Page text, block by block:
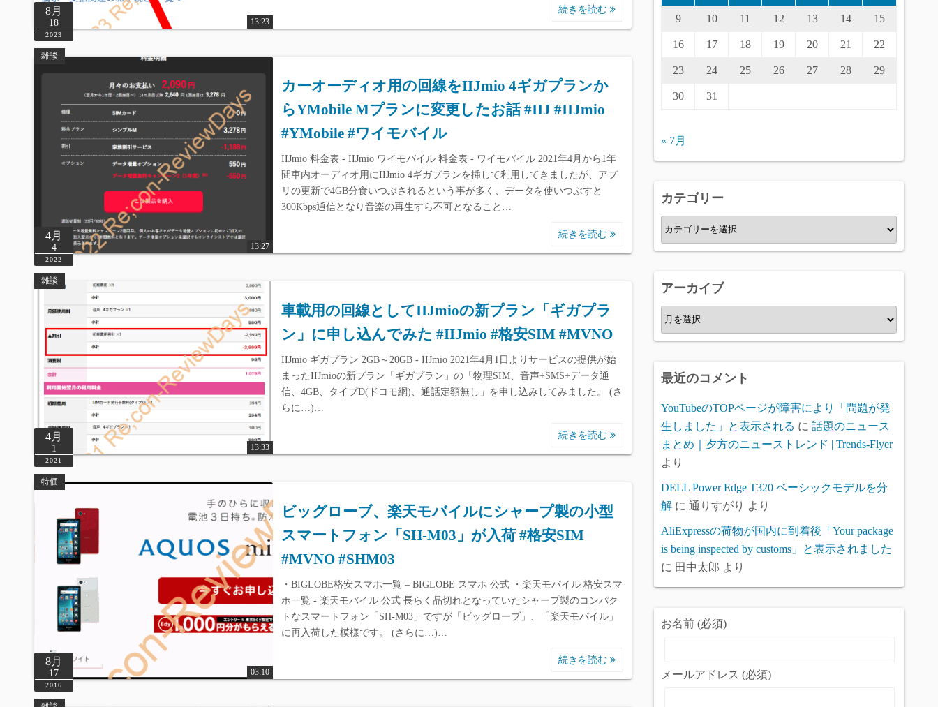
8月
18
2023
13:23
続きを読む
雑談
4月
4
2022
13:27
カーオーディオ用の回線をIIJmio 4ギガプランか
らYMobile Mプランに変更したお話 #IIJ #IIJmio
#YMobile #ワイモバイル
IIJmio 料金表 - IIJmio ワイモバイル 料金表 - ワイモバイル 2021年4月から1年
間車内オーディオ用にIIJmio 4ギガプランを挿して利用してきましたが、アプ
リの更新で4GB分食いつぶされるという事が多く、データを使いつぶすと
300Kbps通信となり音楽の再生すら不可となること…
続きを読む
雑談
4月
1
2021
13:33
車載用の回線としてIIJmioの新プラン「ギガプラ
ン」に申し込んでみた #IIJmio #格安SIM #MVNO
IIJmio ギガプラン 2GB～20GB - IIJmio 2021年4月1日よりサービスの提供が始
まったIIJmioの新プラン「ギガプラン」の「物理SIM、音声+SMS+データ通
信、4GB、タイプD(ドコモ網)、通話定額無し」を申し込みしてみました。 (さ
らに…)…
続きを読む
特価
8月
17
2016
03:10
ビッグローブ、楽天モバイルにシャープ製の小型
スマートフォン「SH-M03」が入荷 #格安SIM
#MVNO #SHM03
・BIGLOBE格安スマホ一覧 – BIGLOBE スマホ 公式 ・楽天モバイル 格安スマ
ホ一覧 - 楽天モバイル 公式 長らく品切れとなっていたシャープ製のコンパク
トなスマートフォン「SH-M03」ですが「ビッグローブ」、「楽天モバイル」
に再入荷した模様です。 (さらに…)…
続きを読む
9 10 11 12 13 14 15
16 17 18 19 20 21 22
23 24 25 26 27 28 29
30 31
« 7月
カテゴリー
カ
テ
ー
アーカイブ
ア
ー
ブ
最近のコメント
YouTubeのTOPページが障害により「問題が発
生しました」と表示される に 話題のニュース
まとめ｜夕方のニューストレンド | Trends-Flyer
より
DELL Power Edge T320 ベーシックモデルを分
解 に 通りすがり より
AliExpressの荷物が国内に到着後「Your package
is being inspected by customs」と表示されました
に 田中太郎 より
お名前 (必須)
メールアドレス (必須)